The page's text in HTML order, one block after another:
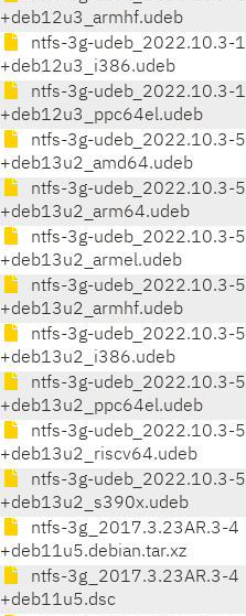
+deb12u3_armhf.udeb
ntfs-3g-udeb_2022.10.3-1
+deb12u3_i386.udeb
ntfs-3g-udeb_2022.10.3-1
+deb12u3_ppc64el.udeb
ntfs-3g-udeb_2022.10.3-5
+deb13u2_amd64.udeb
ntfs-3g-udeb_2022.10.3-5
+deb13u2_arm64.udeb
ntfs-3g-udeb_2022.10.3-5
+deb13u2_armel.udeb
ntfs-3g-udeb_2022.10.3-5
+deb13u2_armhf.udeb
ntfs-3g-udeb_2022.10.3-5
+deb13u2_i386.udeb
ntfs-3g-udeb_2022.10.3-5
+deb13u2_ppc64el.udeb
ntfs-3g-udeb_2022.10.3-5
+deb13u2_riscv64.udeb
ntfs-3g-udeb_2022.10.3-5
+deb13u2_s390x.udeb
ntfs-3g_2017.3.23AR.3-4
+deb11u5.debian.tar.xz
ntfs-3g_2017.3.23AR.3-4
+deb11u5.dsc